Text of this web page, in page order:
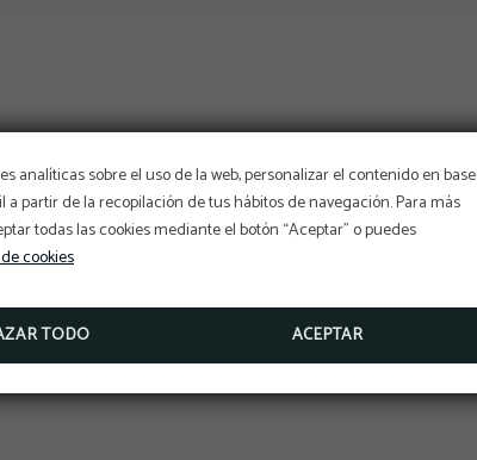
analíticas sobre el uso de la web, personalizar el contenido en base
partir de la recopilación de tus hábitos de navegación. Para más
todas las cookies mediante el botón “Aceptar” o puedes
cookies
TODO ACEPTAR